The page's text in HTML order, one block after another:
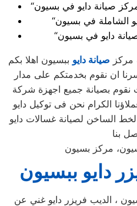
مركز صيانة دايو ببسيون اهلا بكم
ان نقوم بخدمتكم على مدار
نقوم بصيانة جميع اجهزة شركة
الكرام نحن فى توكيل دايو
الساخن لصيانة غسالات دايو
مركز بسيون
دايو ببسيون
، الديب فريزر دايو غني عن